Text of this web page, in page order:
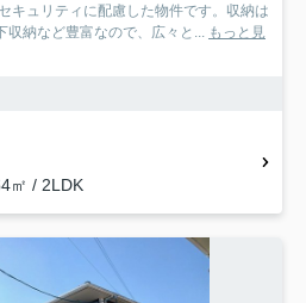
キュリティに配慮した物件です。収納は
収納など豊富なので、広々と... もっと見
㎡ / 2LDK